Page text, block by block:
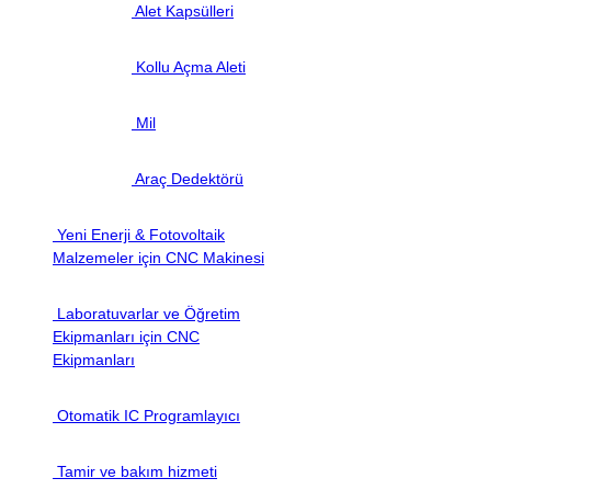
Alet Kapsülleri
Kollu Açma Aleti
Mil
Araç Dedektörü
Yeni Enerji & Fotovoltaik
Malzemeler için CNC Makinesi
Laboratuvarlar ve Öğretim
Ekipmanları için CNC
Ekipmanları
Otomatik IC Programlayıcı
Tamir ve bakım hizmeti